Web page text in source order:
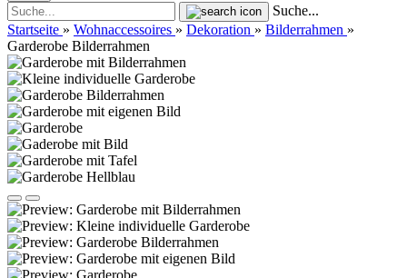
Suche...
Startseite » Wohnaccessoires » Dekoration » Bilderrahmen »
Garderobe Bilderrahmen